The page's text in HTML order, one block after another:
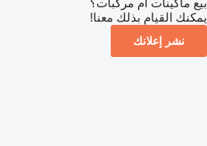
بيع ماكينات أم مركبات؟
يمكنك القيام بذلك معنا!
نشر إعلانك